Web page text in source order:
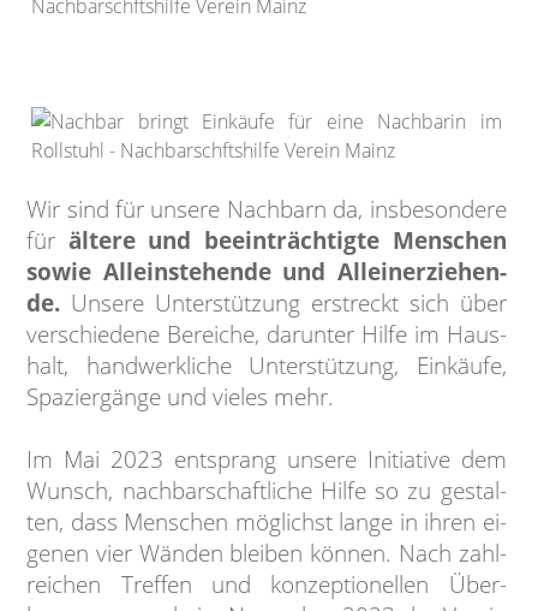
Wir sind für unsere Nachbarn da, ins­beson­dere
für älte­re und beein­träch­tigte Men­schen
sowie Allein­stehende und Allein­erziehen­
de. Unsere Unter­stützung erstreckt sich über
ver­schie­dene Berei­che, darun­ter Hilfe im Haus­
halt, hand­werkli­che Unter­stützung, Ein­käufe,
Spazier­gänge und vieles mehr.
Im Mai 2023 ent­sprang unsere Ini­tia­tive dem
Wunsch, nach­bar­schaft­li­che Hil­fe so zu ge­stal­
ten, dass Men­schen mög­lichst lan­ge in ihren ei­
ge­nen vier Wän­den blei­ben kön­nen. Nach zahl­
rei­chen Tref­fen und kon­zep­tionellen Über­